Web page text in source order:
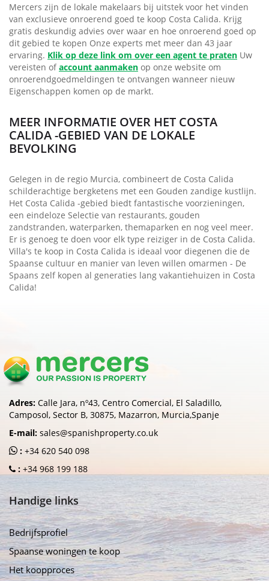
Mercers zijn de lokale makelaars bij uitstek voor het vinden
van exclusieve onroerend goed te koop Costa Calida. Krijg
gratis deskundig advies over waar en hoe onroerend goed op
dit gebied te kopen Onze experts met meer dan 43 jaar
ervaring. Klik op deze link om over een agent te praten Uw
vereisten ofaccount aanmaken op onze website om
onroerendgoedmeldingen te ontvangen wanneer nieuw
Eigenschappen komen op de markt.
MEER INFORMATIE OVER HET COSTA
CALIDA -GEBIED VAN DE LOKALE
BEVOLKING
Gelegen in de regio Murcia, combineert de Costa Calida
schilderachtige bergketens met een Gouden zandige kustlijn.
Het Costa Calida -gebied biedt fantastische voorzieningen,
een eindeloze Selectie van restaurants, gouden
zandstranden, waterparken, themaparken en nog veel meer.
Er is genoeg te doen voor elk type reiziger in de Costa Calida.
Villa's te koop in Costa Calida is ideaal voor diegenen die de
Spaanse cultuur en manier van leven willen omarmen - De
Spaans zelf kopen al generaties lang vakantiehuizen in Costa
Calida!
Adres: Calle Jara, nº43, Centro Comercial, El Saladillo,
Camposol, Sector B, 30875, Mazarron, Murcia,Spanje
E-mail: sales@spanishproperty.co.uk
: +34 620 540 098
: +34 968 199 188
Handige links
Bedrijfsprofiel
Spaanse woningen te koop
Het koopproces